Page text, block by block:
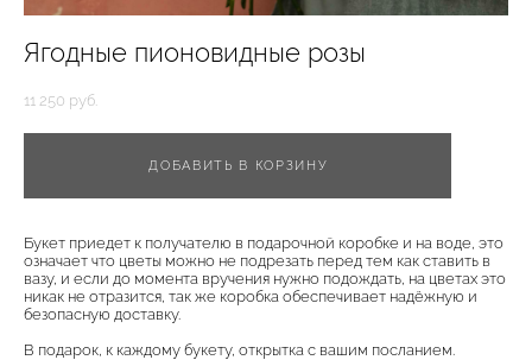
Ягодные пионовидные розы
11 250 pуб.
ДОБАВИТЬ В КОРЗИНУ
Букет приедет к получателю в подарочной коробке и на воде, это
означает что цветы можно не подрезать перед тем как ставить в
вазу, и если до момента вручения нужно подождать, на цветах это
никак не отразится, так же коробка обеспечивает надёжную и
безопасную доставку.
В подарок, к каждому букету, открытка с вашим посланием.